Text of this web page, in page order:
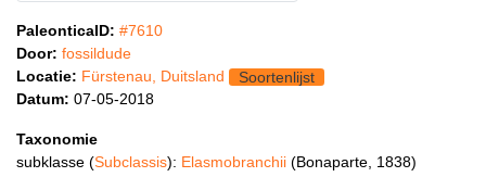
PaleonticaID: #7610
Door: fossildude
Locatie: Fürstenau, Duitsland
Soortenlijst
Datum: 07-05-2018
Taxonomie
subklasse (Subclassis): Elasmobranchii (Bonaparte, 1838)